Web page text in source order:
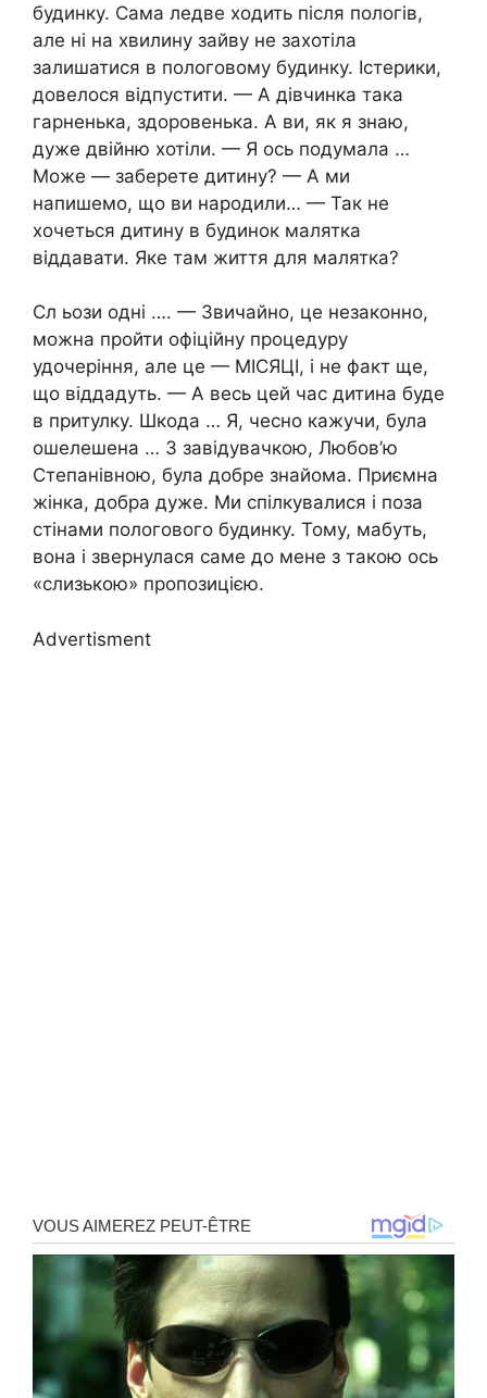
будинку. Сама ледве ходить після пологів,
але ні на хвилину зайву не захотіла
залишатися в пологовому будинку. Істерики,
довелося відпустити. — А дівчинка така
гарненька, здоровенька. А ви, як я знаю,
дуже двійню хотіли. — Я ось подумала …
Може — заберете дитину? — А ми
напишемо, що ви народили… — Так не
хочеться дитину в будинок малятка
віддавати. Яке там життя для малятка?
Сл ьози одні …. — Звичайно, це незаконно,
можна пройти офіційну процедуру
удочеріння, але це — МІСЯЦІ, і не факт ще,
що віддадуть. — А весь цей час дитина буде
в притулку. Шкода … Я, чесно кажучи, була
ошелешена … З завідувачкою, Любов’ю
Степанівною, була добре знайома. Приємна
жінка, добра дуже. Ми спілкувалися і поза
стінами пологового будинку. Тому, мабуть,
вона і звернулася саме до мене з такою ось
«слизькою» пропозицією.
Advertisment